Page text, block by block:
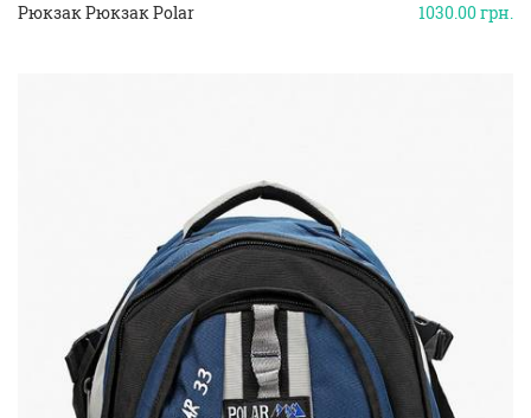
1030.00грн.
Рюкзак Рюкзак Polar